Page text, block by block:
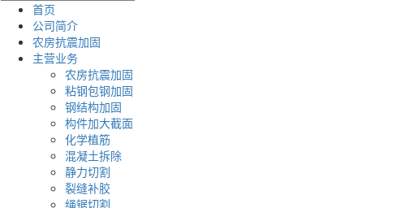
首页
公司简介
农房抗震加固
主营业务
农房抗震加固
粘钢包钢加固
钢结构加固
构件加大截面
化学植筋
混凝土拆除
静力切割
裂缝补胶
绳锯切割